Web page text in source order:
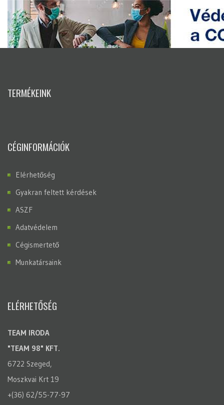
TERMÉKEINK
CÉGINFORMÁCIÓK
Elérhetőség
Gyakran feltett kérdések
ASZF
Adatvédelem
Cégismertető
Munkatársaink
ELÉRHETŐSÉG
TEAM IRODA
"TEAM 98" KFT.
6722 Szeged,
Moszkvai Krt 19
+(36) 62/55-77-97